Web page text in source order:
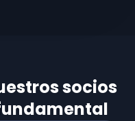
socios